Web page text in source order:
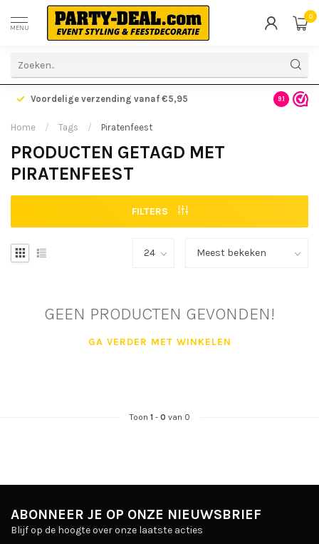
MENU
0
Voordelige verzending vanaf €5,95 Gratis
9.1
Home / Tags / Piratenfeest
PRODUCTEN GETAGD MET
PIRATENFEEST
FILTERS
GEEN PRODUCTEN GEVONDEN!
GA VERDER MET WINKELEN
Toon 1- 0 van 0
ABONNEER JE OP ONZE NIEUWSBRIEF
Blijf op de hoogte over onze laatste acties